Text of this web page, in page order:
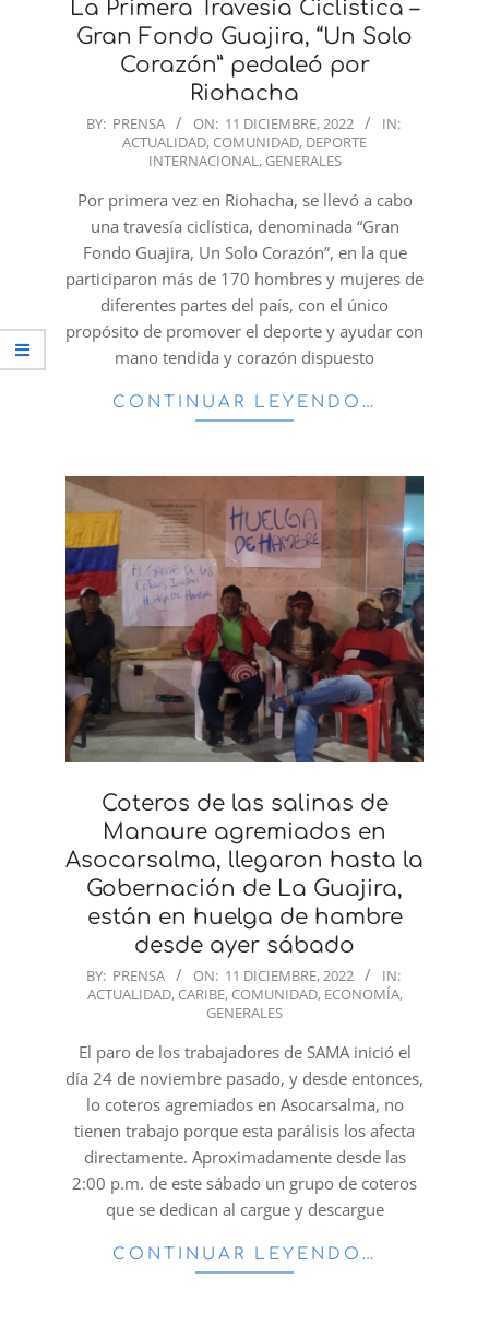
La Primera Travesía Ciclística –
Gran Fondo Guajira, “Un Solo
Corazón” pedaleó por
Riohacha
2022-
BY: PRENSA ON: 11 DICIEMBRE, 2022
IN:
ACTUALIDAD, COMUNIDAD, DEPORTE
INTERNACIONAL, GENERALES
Por primera vez en Riohacha, se llevó a cabo
una travesía ciclística, denominada “Gran
Fondo Guajira, Un Solo Corazón”, en la que
participaron más de 170 hombres y mujeres de
diferentes partes del país, con el único
propósito de promover el deporte y ayudar con
mano tendida y corazón dispuesto
CONTINUAR LEYENDO…
Coteros de las salinas de
Manaure agremiados en
Asocarsalma, llegaron hasta la
Gobernación de La Guajira,
están en huelga de hambre
desde ayer sábado
2022-
12-
BY: PRENSA ON: 11 DICIEMBRE, 2022
IN:
ACTUALIDAD, CARIBE, COMUNIDAD, ECONOMÍA,
GENERALES
El paro de los trabajadores de SAMA inició el
día 24 de noviembre pasado, y desde entonces,
lo coteros agremiados en Asocarsalma, no
tienen trabajo porque esta parálisis los afecta
directamente. Aproximadamente desde las
2:00 p.m. de este sábado un grupo de coteros
que se dedican al cargue y descargue
CONTINUAR LEYENDO…